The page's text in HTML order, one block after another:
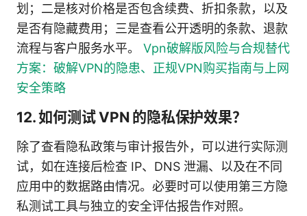
划；二是核对价格是否包含续费、折扣条款，以及
是否有隐藏费用；三是查看公开透明的条款、退款
流程与客户服务水平。 Vpn破解版风险与合规替代
方案：破解VPN的隐患、正规VPN购买指南与上网
安全策略
12. 如何测试 VPN 的隐私保护效果？
除了查看隐私政策与审计报告外，可以进行实际测
试，如在连接后检查 IP、DNS 泄漏、以及在不同
应用中的数据路由情况。必要时可以使用第三方隐
私测试工具与独立的安全评估报告作对照。